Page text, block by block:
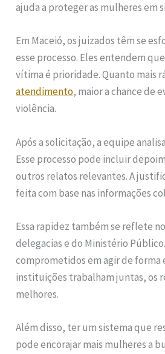
ajuda a proteger as mulheres em
Em Maceió, os juizados têm se
esse processo. Eles entendem
vítima é prioridade. Quanto mais
atendimento, maior a chance de
violência.
Após a solicitação, a equipe
Esse processo pode incluir
outros relatos relevantes. A
feita com base nas informações
Essa rapidez também se reflete
delegacias e do Ministério
comprometidos em agir de forma
instituições trabalham juntas, os
melhores.
Além disso, ter um sistema que
pode encorajar mais mulheres a